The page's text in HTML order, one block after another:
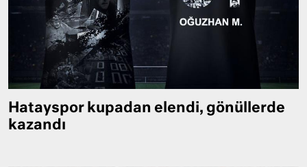
Hatayspor kupadan elendi, gönüllerde
kazandı